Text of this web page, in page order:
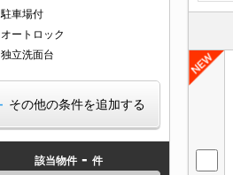
駐車場付
オートロック
独立洗面台
その他の条件を追加する
該当物件 - 件